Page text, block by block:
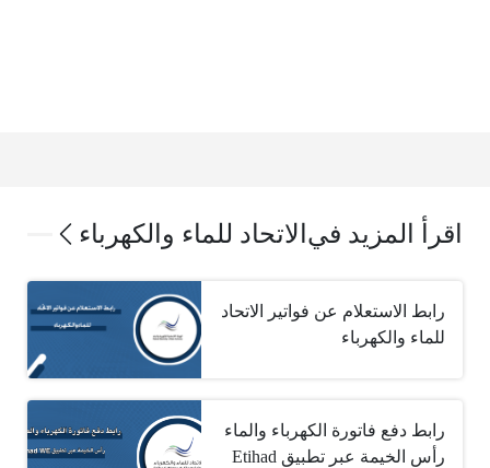
اقرأ المزيد في الاتحاد للماء والكهرباء
رابط الاستعلام عن فواتير الاتحاد
للماء والكهرباء
رابط دفع فاتورة الكهرباء والماء
رأس الخيمة عبر تطبيق ‏Etihad